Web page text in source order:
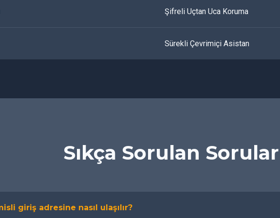
Şifreli Uçtan Uca Koruma
Sürekli Çevrimiçi Asistan
Sıkça Sorulan Sorular
giriş adresine nasıl ulaşılır?